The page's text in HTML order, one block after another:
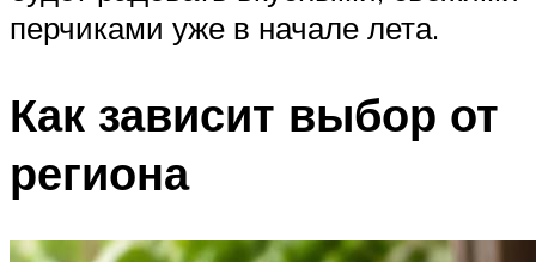
перчиками уже в начале лета.
Как зависит выбор от
региона